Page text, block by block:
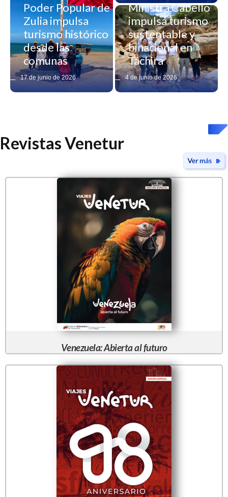
Poder Popular de
Zulia impulsa
turismo histórico
desde las
comunas
17 de junio de 2026
Ministra Cabello
impulsa turismo
sustentable y
binacional en
Táchira
4 de junio de 2026
Revistas Venetur
Venezuela: Abierta al futuro